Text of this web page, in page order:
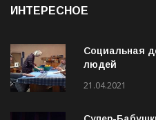
ИНТЕРЕСНОЕ
Социальная
людей
21.04.2021